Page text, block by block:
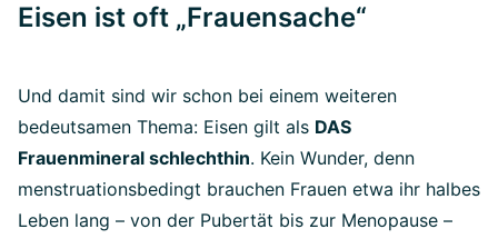
Eisen ist oft „Frauensache“
Und damit sind wir schon bei einem weiteren
bedeutsamen Thema: Eisen gilt als DAS
Frauenmineral schlechthin. Kein Wunder, denn
menstruationsbedingt brauchen Frauen etwa ihr halbes
Leben lang – von der Pubertät bis zur Menopause –